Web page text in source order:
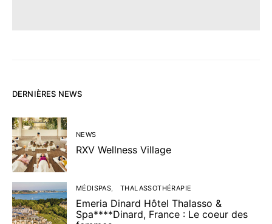
DERNIÈRES NEWS
NEWS
RXV Wellness Village
MÉDISPAS THALASSOTHÉRAPIE
Emeria Dinard Hôtel Thalasso &
Spa****Dinard, France : Le coeur des